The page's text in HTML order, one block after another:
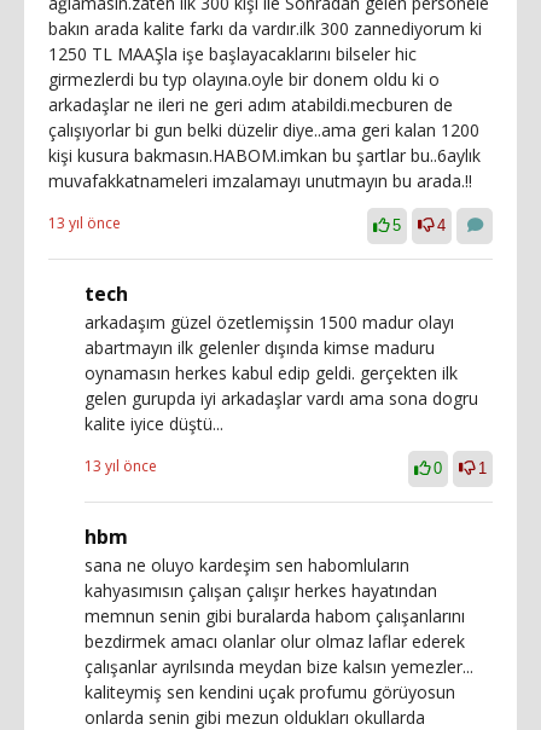
bakın arada kalite farkı da vardır.ilk 300 zannediyorum ki
1250 TL MAAŞla işe başlayacaklarını bilseler hic
girmezlerdi bu typ olayına.oyle bir donem oldu ki o
arkadaşlar ne ileri ne geri adım atabildi.mecburen de
çalışıyorlar bi gun belki düzelir diye..ama geri kalan 1200
kişi kusura bakmasın.HABOM.imkan bu şartlar bu..6aylık
muvafakkatnameleri imzalamayı unutmayın bu arada.!!
13 yıl önce 5 4
tech
arkadaşım güzel özetlemişsin 1500 madur olayı
abartmayın ilk gelenler dışında kimse maduru
oynamasın herkes kabul edip geldi. gerçekten ilk
gelen gurupda iyi arkadaşlar vardı ama sona dogru
kalite iyice düştü...
13 yıl önce 0 1
hbm
sana ne oluyo kardeşim sen habomluların
kahyasımısın çalışan çalışır herkes hayatından
memnun senin gibi buralarda habom çalışanlarını
bezdirmek amacı olanlar olur olmaz laflar ederek
çalışanlar ayrılsında meydan bize kalsın yemezler...
kaliteymiş sen kendini uçak profumu görüyosun
onlarda senin gibi mezun oldukları okullarda